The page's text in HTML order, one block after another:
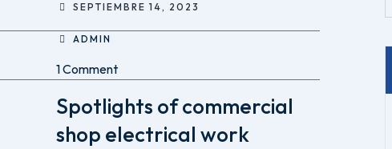
SEPTIEMBRE 14, 2023
ADMIN
1 Comment
Spotlights of commercial
shop electrical work